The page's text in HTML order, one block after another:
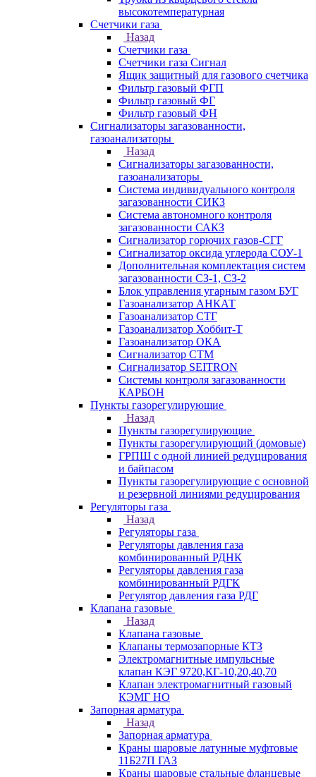
высокотемпературная
Счетчики газа
Назад
Счетчики газа
Счетчики газа Сигнал
Ящик защитный для газового счетчика
Фильтр газовый ФГП
Фильтр газовый ФГ
Фильтр газовый ФН
Сигнализаторы загазованности,
газоанализаторы
Назад
Сигнализаторы загазованности,
газоанализаторы
Система индивидуального контроля
загазованности СИКЗ
Система автономного контроля
загазованности САКЗ
Сигнализатор горючих газов-СГГ
Сигнализатор оксида углерода СОУ-1
Дополнительная комплектация систем
загазованности СЗ-1, СЗ-2
Блок управления угарным газом БУГ
Газоанализатор АНКАТ
Газоанализатор СТГ
Газоанализатор Хоббит-Т
Газоанализатор ОКА
Сигнализатор СТМ
Сигнализатор SEITRON
Системы контроля загазованности
КАРБОН
Пункты газорегулирующие
Назад
Пункты газорегулирующие
Пункты газорегулирующий (домовые)
ГРПШ с одной линией редуцирования
и байпасом
Пункты газорегулирующие с основной
и резервной линиями редуцирования
Регуляторы газа
Назад
Регуляторы газа
Регуляторы давления газа
комбинированный РДНК
Регуляторы давления газа
комбинированный РДГК
Регулятор давления газа РДГ
Клапана газовые
Назад
Клапана газовые
Клапаны термозапорные КТЗ
Электромагнитные импульсные
клапан КЭГ 9720,КГ-10,20,40,70
Клапан электромагнитный газовый
КЭМГ НО
Запорная арматура
Назад
Запорная арматура
Краны шаровые латунные муфтовые
11Б27П ГАЗ
Краны шаровые стальные фланцевые